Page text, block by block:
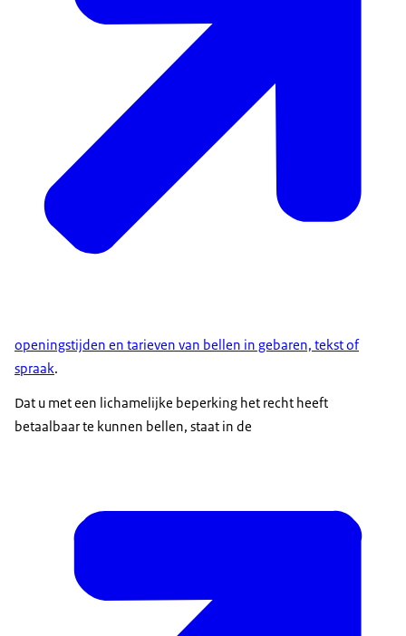
openingstijden en tarieven van bellen in gebaren, tekst of
spraak.
Dat u met een lichamelijke beperking het recht heeft
betaalbaar te kunnen bellen, staat in de